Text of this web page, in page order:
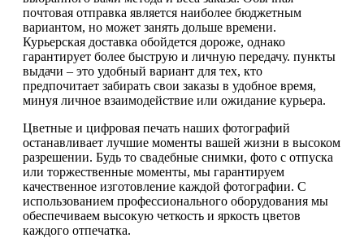
почтовая отправка является наиболее бюджетным
вариантом, но может занять дольше времени.
Курьерская доставка обойдется дороже, однако
гарантирует более быструю и личную передачу. пункты
выдачи – это удобный вариант для тех, кто
предпочитает забирать свои заказы в удобное время,
минуя личное взаимодействие или ожидание курьера.
Цветные и цифровая печать наших фотографий
останавливает лучшие моменты вашей жизни в высоком
разрешении. Будь то свадебные снимки, фото с отпуска
или торжественные моменты, мы гарантируем
качественное изготовление каждой фотографии. С
использованием профессионального оборудования мы
обеспечиваем высокую четкость и яркость цветов
каждого отпечатка.